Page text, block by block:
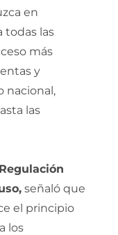
en
todas las
más
y
nacional,
las
señaló que
el principio
los